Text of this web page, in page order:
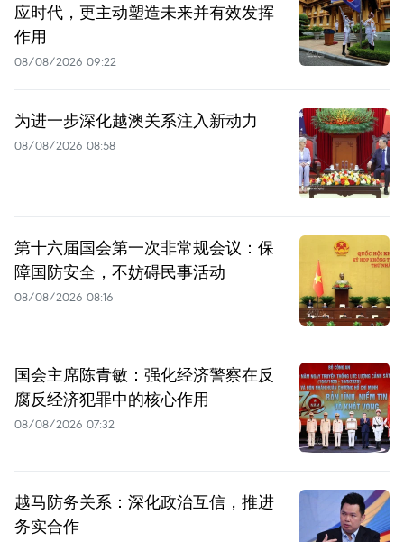
应时代，更主动塑造未来并有效发挥
作用
08/08/2026 09:22
为进一步深化越澳关系注入新动力
08/08/2026 08:58
第十六届国会第一次非常规会议：保
障国防安全，不妨碍民事活动
08/08/2026 08:16
国会主席陈青敏：强化经济警察在反
腐反经济犯罪中的核心作用
08/08/2026 07:32
越马防务关系：深化政治互信，推进
务实合作